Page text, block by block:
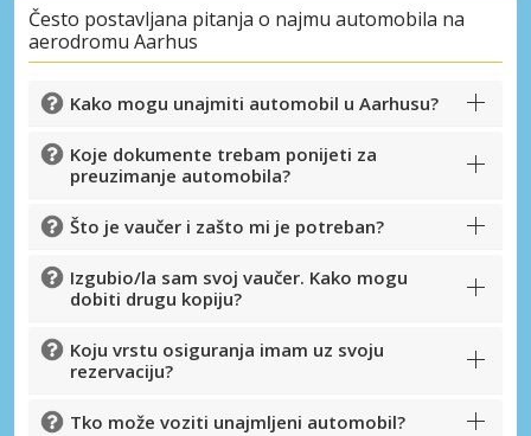
Često postavljana pitanja o najmu automobila na
aerodromu Aarhus
Kako mogu unajmiti automobil u Aarhusu?
Koje dokumente trebam ponijeti za
preuzimanje automobila?
Što je vaučer i zašto mi je potreban?
Izgubio/la sam svoj vaučer. Kako mogu
dobiti drugu kopiju?
Koju vrstu osiguranja imam uz svoju
rezervaciju?
Tko može voziti unajmljeni automobil?